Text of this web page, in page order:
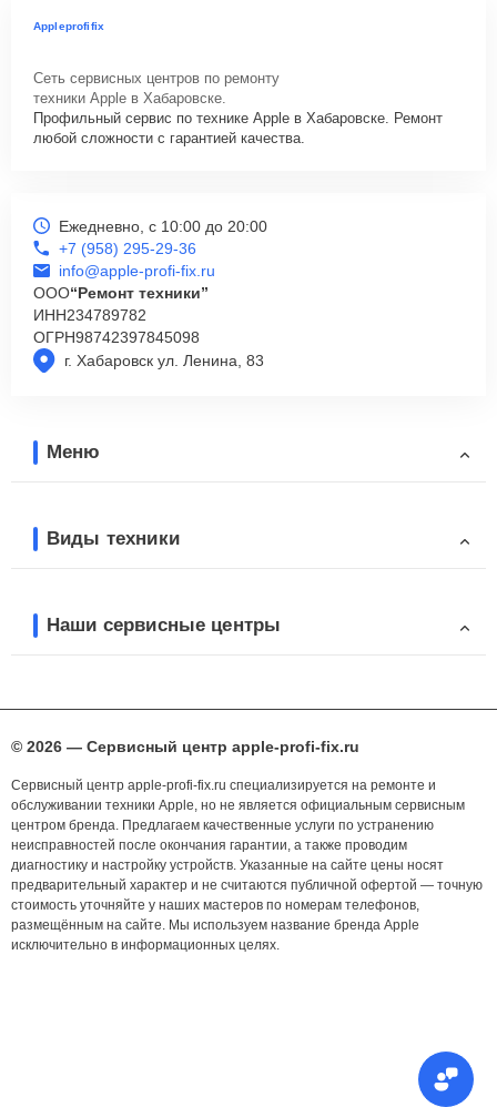
Appleprofifix
Сеть сервисных центров по ремонту
техники Apple в Хабаровске.
Профильный сервис по технике Apple в Хабаровске. Ремонт
любой сложности с гарантией качества.
г. Хабаровск ул. Ленина, 83
Ежедневно, с 10:00 до 20:00
+7 (958) 295-29-36
info@apple-profi-fix.ru
ООО“Ремонт техники”
ИНН234789782
ОГРН98742397845098
Меню
Виды техники
Наши сервисные центры
© 2026 — Сервисный центр apple-profi-fix.ru
Сервисный центр apple-profi-fix.ru специализируется на ремонте и
обслуживании техники Apple, но не является официальным сервисным
центром бренда. Предлагаем качественные услуги по устранению
неисправностей после окончания гарантии, а также проводим
диагностику и настройку устройств. Указанные на сайте цены носят
предварительный характер и не считаются публичной офертой — точную
стоимость уточняйте у наших мастеров по номерам телефонов,
размещённым на сайте. Мы используем название бренда Apple
исключительно в информационных целях.